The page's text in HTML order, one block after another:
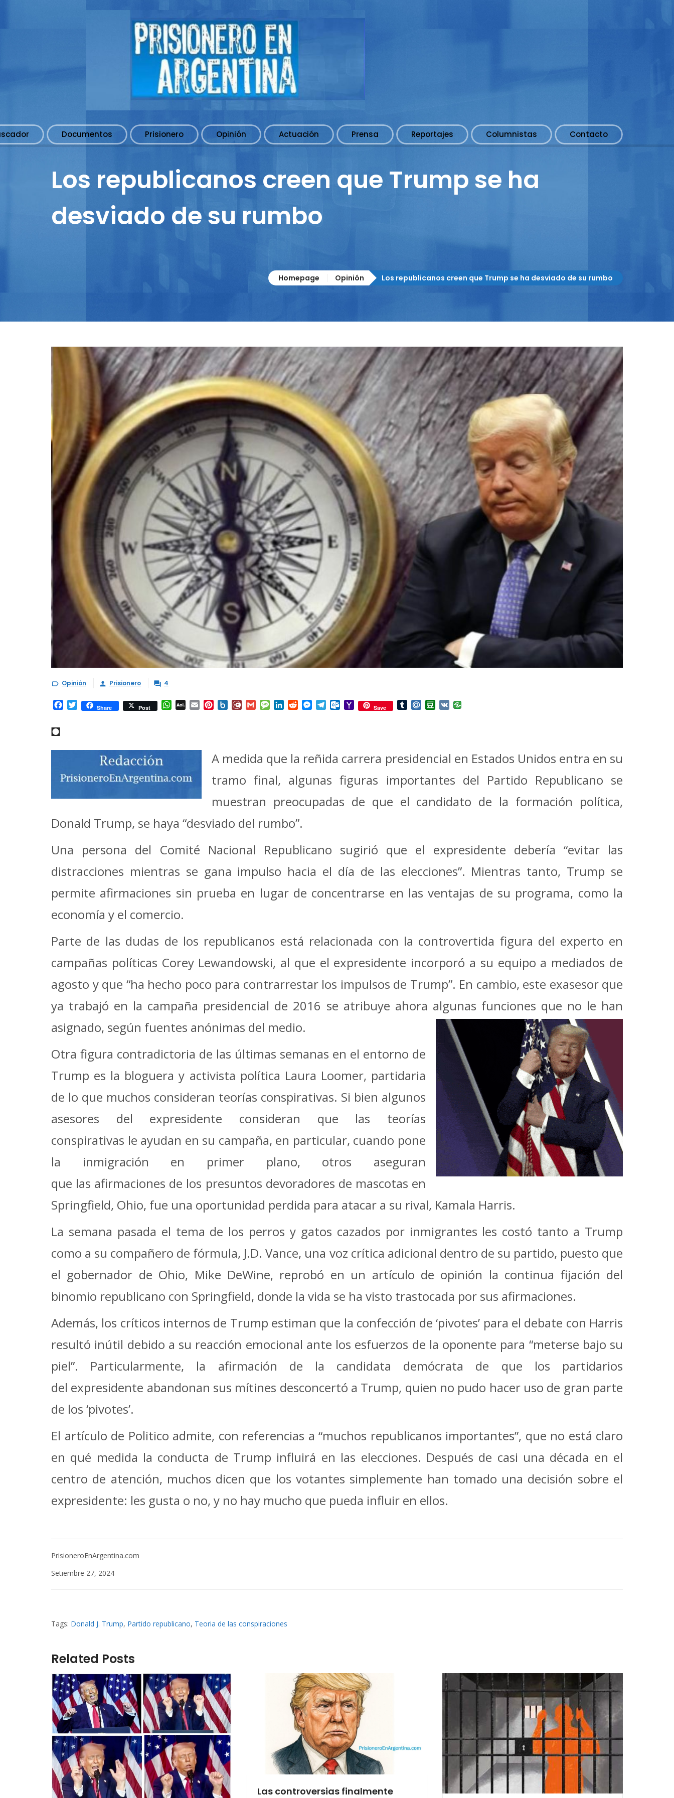
Documentos Prisionero Opinión Actuación Prensa Reportajes Columnistas Contacto
Los republicanos creen que Trump se ha
desviado de su rumbo
Homepage Opinión Los republicanos creen que Trump se ha desviado de su rumbo
 Opinión  Prisionero  4
Facebook
TwitterShare Post WhatsApp
AOL EmailPinterest
Box.netDiary.Ru
GmailMessage
LinkedIn
RedditMessenger
Telegram
Outlook.com
Yahoo
Mail
Save TumblrMail.RuDouban
VK
◘
A medida que la reñida carrera presidencial en Estados Unidos entra en su
tramo final, algunas figuras importantes del Partido Republicano se
muestran preocupadas de que el candidato de la formación política,
Donald Trump, se haya “desviado del rumbo”.
Una persona del Comité Nacional Republicano sugirió que el expresidente debería “evitar las
distracciones mientras se gana impulso hacia el día de las elecciones”. Mientras tanto, Trump se
permite afirmaciones sin prueba en lugar de concentrarse en las ventajas de su programa, como la
economía y el comercio.
Parte de las dudas de los republicanos está relacionada con la controvertida figura del experto en
campañas políticas Corey Lewandowski, al que el expresidente incorporó a su equipo a mediados de
agosto y que “ha hecho poco para contrarrestar los impulsos de Trump”. En cambio, este exasesor que
ya trabajó en la campaña presidencial de 2016 se atribuye ahora algunas funciones que no le han
asignado, según fuentes anónimas del medio.
Otra figura contradictoria de las últimas semanas en el entorno de
Trump es la bloguera y activista política Laura Loomer, partidaria
de lo que muchos consideran teorías conspirativas. Si bien algunos
asesores del expresidente consideran que las teorías
conspirativas le ayudan en su campaña, en particular, cuando pone
la inmigración en primer plano, otros aseguran
que las afirmaciones de los presuntos devoradores de mascotas en
Springfield, Ohio, fue una oportunidad perdida para atacar a su rival, Kamala Harris.
La semana pasada el tema de los perros y gatos cazados por inmigrantes les costó tanto a Trump
como a su compañero de fórmula, J.D. Vance, una voz crítica adicional dentro de su partido, puesto que
el gobernador de Ohio, Mike DeWine, reprobó en un artículo de opinión la continua fijación del
binomio republicano con Springfield, donde la vida se ha visto trastocada por sus afirmaciones.
Además, los críticos internos de Trump estiman que la confección de ‘pivotes’ para el debate con Harris
resultó inútil debido a su reacción emocional ante los esfuerzos de la oponente para “meterse bajo su
piel”. Particularmente, la afirmación de la candidata demócrata de que los partidarios
del expresidente abandonan sus mítines desconcertó a Trump, quien no pudo hacer uso de gran parte
de los ‘pivotes’.
El artículo de Politico admite, con referencias a “muchos republicanos importantes”, que no está claro
en qué medida la conducta de Trump influirá en las elecciones. Después de casi una década en el
centro de atención, muchos dicen que los votantes simplemente han tomado una decisión sobre el
expresidente: les gusta o no, y no hay mucho que pueda influir en ellos.
PrisioneroEnArgentina.com
Setiembre 27, 2024
Tags: Donald J. Trump, Partido republicano, Teoria de las conspiraciones
Related Posts
Las controversias finalmente